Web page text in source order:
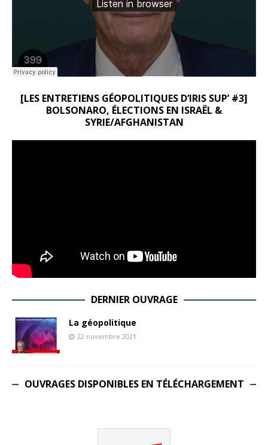
[LES ENTRETIENS GÉOPOLITIQUES D’IRIS SUP’ #3]
BOLSONARO, ÉLECTIONS EN ISRAËL &
SYRIE/AFGHANISTAN
DERNIER OUVRAGE
La géopolitique
22 novembre 2021
OUVRAGES DISPONIBLES EN TÉLÉCHARGEMENT